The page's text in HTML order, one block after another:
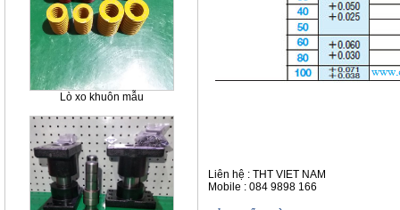
Lò xo khuôn mẫu
Liên hệ : THT VIET NAM
Mobile : 084 9898 166